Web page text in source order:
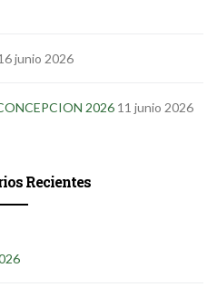
junio 2026
2026 11 junio 2026
Recientes